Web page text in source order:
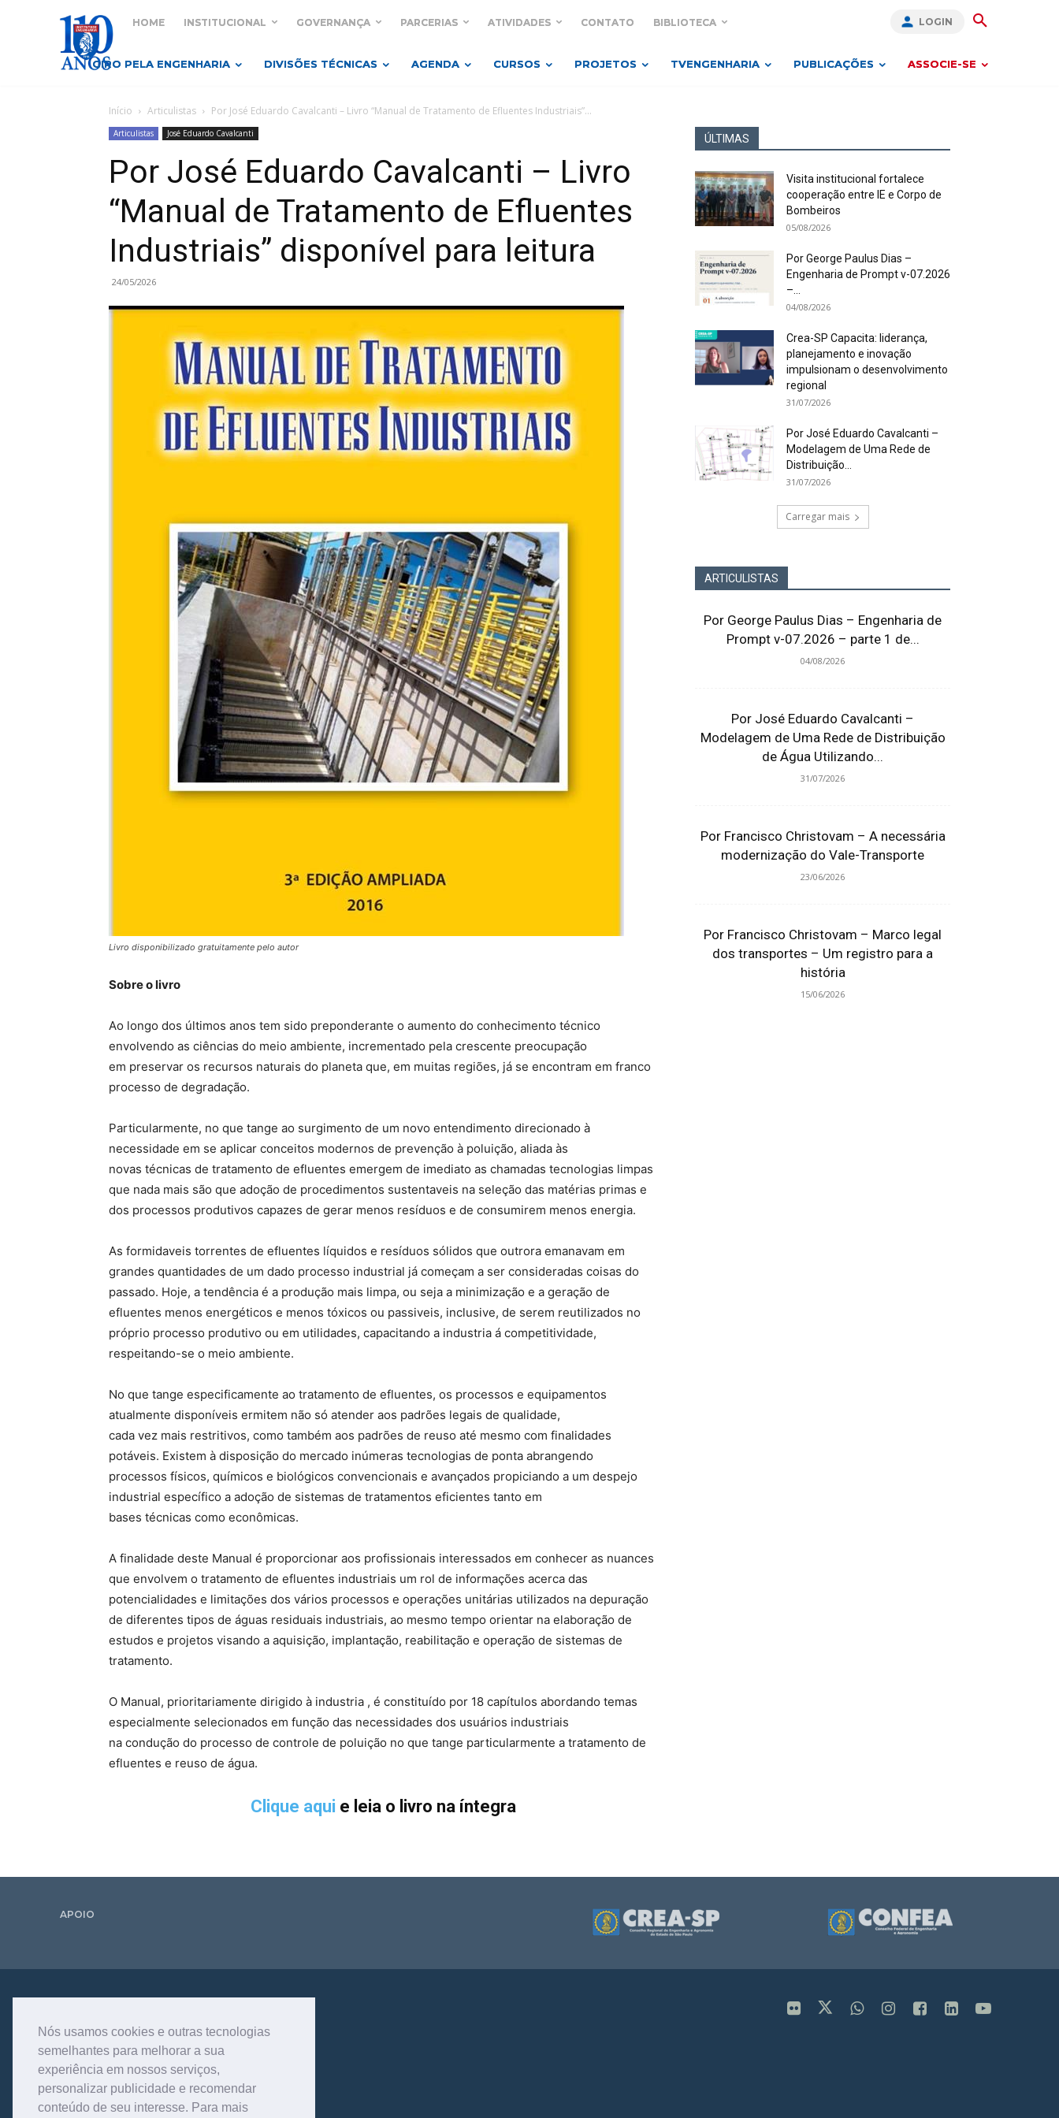
Nós usamos cookies e outras tecnologias
semelhantes para melhorar a sua
experiência em nossos serviços,
personalizar publicidade e recomendar
conteúdo de seu interesse. Para mais
HOME INSTITUCIONAL GOVERNANÇA PARCERIAS ATIVIDADES CONTATO BIBLIOTECA LOGIN
GIRO PELA ENGENHARIA DIVISÕES TÉCNICAS AGENDA CURSOS PROJETOS TVENGENHARIA PUBLICAÇÕES ASSOCIE-SE
Início Articulistas Por José Eduardo Cavalcanti – Livro “Manual de Tratamento de Efluentes Industriais”...
Articulistas José Eduardo Cavalcanti
Por José Eduardo Cavalcanti – Livro
“Manual de Tratamento de Efluentes
Industriais” disponível para leitura
24/05/2026
Livro disponibilizado gratuitamente pelo autor
Sobre o livro
Ao longo dos últimos anos tem sido preponderante o aumento do conhecimento técnico
envolvendo as ciências do meio ambiente, incrementado pela crescente preocupação
em preservar os recursos naturais do planeta que, em muitas regiões, já se encontram em franco
processo de degradação.
Particularmente, no que tange ao surgimento de um novo entendimento direcionado à
necessidade em se aplicar conceitos modernos de prevenção à poluição, aliada às
novas técnicas de tratamento de efluentes emergem de imediato as chamadas tecnologias limpas
que nada mais são que adoção de procedimentos sustentaveis na seleção das matérias primas e
dos processos produtivos capazes de gerar menos resíduos e de consumirem menos energia.
As formidaveis torrentes de efluentes líquidos e resíduos sólidos que outrora emanavam em
grandes quantidades de um dado processo industrial já começam a ser consideradas coisas do
passado. Hoje, a tendência é a produção mais limpa, ou seja a minimização e a geração de
efluentes menos energéticos e menos tóxicos ou passiveis, inclusive, de serem reutilizados no
próprio processo produtivo ou em utilidades, capacitando a industria á competitividade,
respeitando-se o meio ambiente.
No que tange especificamente ao tratamento de efluentes, os processos e equipamentos
atualmente disponíveis ermitem não só atender aos padrões legais de qualidade,
cada vez mais restritivos, como também aos padrões de reuso até mesmo com finalidades
potáveis. Existem à disposição do mercado inúmeras tecnologias de ponta abrangendo
processos físicos, químicos e biológicos convencionais e avançados propiciando a um despejo
industrial específico a adoção de sistemas de tratamentos eficientes tanto em
bases técnicas como econômicas.
A finalidade deste Manual é proporcionar aos profissionais interessados em conhecer as nuances
que envolvem o tratamento de efluentes industriais um rol de informações acerca das
potencialidades e limitações dos vários processos e operações unitárias utilizados na depuração
de diferentes tipos de águas residuais industriais, ao mesmo tempo orientar na elaboração de
estudos e projetos visando a aquisição, implantação, reabilitação e operação de sistemas de
tratamento.
O Manual, prioritariamente dirigido à industria , é constituído por 18 capítulos abordando temas
especialmente selecionados em função das necessidades dos usuários industriais
na condução do processo de controle de poluição no que tange particularmente a tratamento de
efluentes e reuso de água.
Clique aqui e leia o livro na íntegra
ÚLTIMAS
Visita institucional fortalece
cooperação entre IE e Corpo de
Bombeiros
05/08/2026
Por George Paulus Dias –
Engenharia de Prompt v-07.2026
–...
04/08/2026
Crea-SP Capacita: liderança,
planejamento e inovação
impulsionam o desenvolvimento
regional
31/07/2026
Por José Eduardo Cavalcanti –
Modelagem de Uma Rede de
Distribuição...
31/07/2026
Carregar mais
ARTICULISTAS
Por George Paulus Dias – Engenharia de
Prompt v-07.2026 – parte 1 de...
04/08/2026
Por José Eduardo Cavalcanti –
Modelagem de Uma Rede de Distribuição
de Água Utilizando...
31/07/2026
Por Francisco Christovam – A necessária
modernização do Vale-Transporte
23/06/2026
Por Francisco Christovam – Marco legal
dos transportes – Um registro para a
história
15/06/2026
APOIO